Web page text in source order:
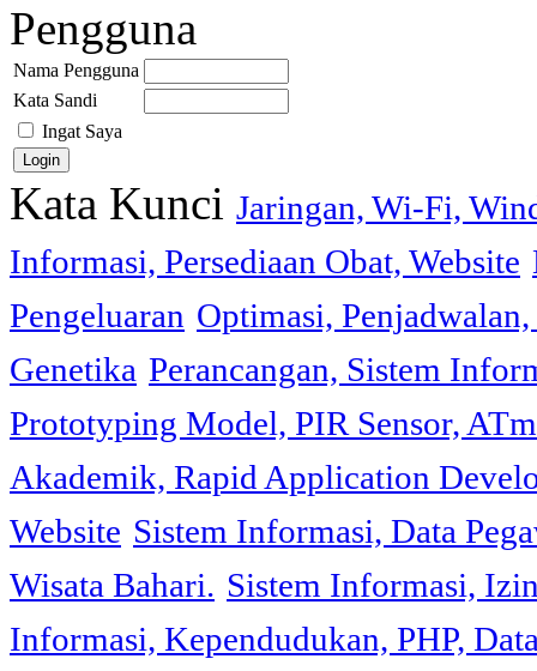
Pengguna
Nama Pengguna
Kata Sandi
Ingat Saya
Kata Kunci Jaringan, Wi-Fi,
Informasi, Persediaan Obat, Website
Pengeluaran Optimasi,
Genetika Perancangan, Sistem
Prototyping Model, PIR Sensor,
Akademik, Rapid Application
Website Sistem Informasi, Data
Wisata Bahari. Sistem Informasi,
Informasi, Kependudukan, PHP,